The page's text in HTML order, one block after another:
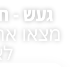
געש -
מצאו